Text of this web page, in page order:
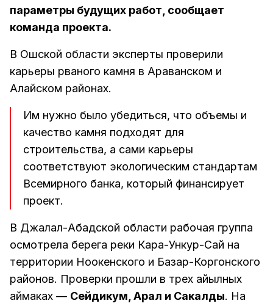
параметры будущих работ, сообщает
команда проекта.
В Ошской области эксперты проверили
карьеры рваного камня в Араванском и
Алайском районах.
Им нужно было убедиться, что объемы и
качество камня подходят для
строительства, а сами карьеры
соответствуют экологическим стандартам
Всемирного банка, который финансирует
проект.
В Джалал-Абадской области рабочая группа
осмотрела берега реки Кара-Ункур-Сай на
территории Ноокенского и Базар-Коргонского
районов. Проверки прошли в трех айылных
аймаках — Сейдикум, Арал и Сакалды. На